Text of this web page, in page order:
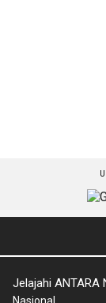
Jelajahi ANTARA